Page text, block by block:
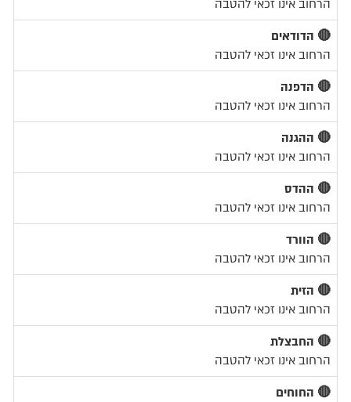
הרחוב אינו זכאי להטבה
🔴 הדודאים
הרחוב אינו זכאי להטבה
🔴 הדפנה
הרחוב אינו זכאי להטבה
🔴 ההגנה
הרחוב אינו זכאי להטבה
🔴 ההדס
הרחוב אינו זכאי להטבה
🔴 הוורד
הרחוב אינו זכאי להטבה
🔴 הזית
הרחוב אינו זכאי להטבה
🔴 החבצלת
הרחוב אינו זכאי להטבה
🔴 החוחים